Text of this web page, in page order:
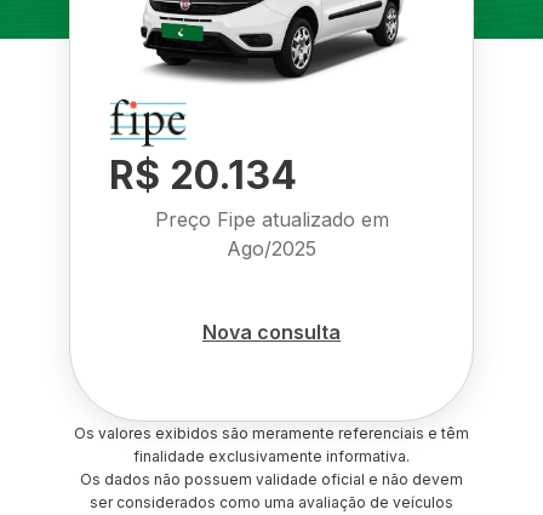
R$ 20.134
Preço Fipe atualizado em
Ago/2025
Nova consulta
Os valores exibidos são meramente referenciais e têm
finalidade exclusivamente informativa.
Os dados não possuem validade oficial e não devem
ser considerados como uma avaliação de veículos